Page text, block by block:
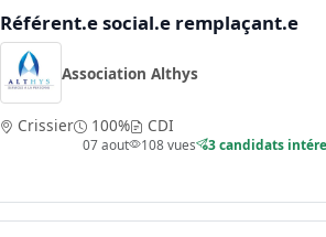
Référent.e social.e remplaçant.e
Association Althys
Crissier 100% CDI
07 aout 108 vues 3 candidats